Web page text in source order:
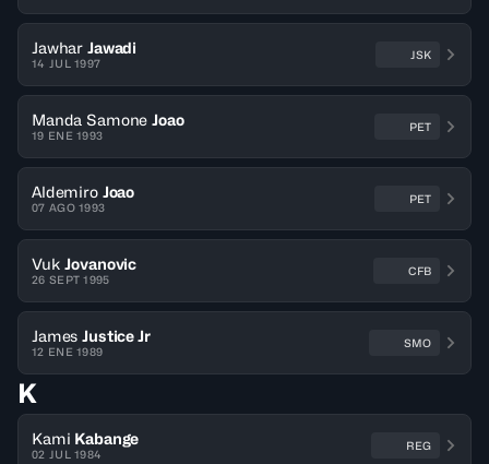
Jawhar Jawadi
14 JUL 1997
JSK
Manda Samone Joao
19 ENE 1993
PET
Aldemiro Joao
07 AGO 1993
PET
Vuk Jovanovic
26 SEPT 1995
CFB
James Justice Jr
12 ENE 1989
SMO
K
Kami Kabange
02 JUL 1984
REG